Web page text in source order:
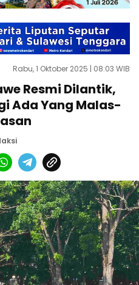
Rabu, 1 Oktober 2025 | 08:03 WIB
Resmi Dilantik,
Ada Yang Malas-